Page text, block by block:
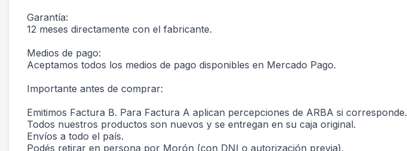
Garantía:
12 meses directamente con el fabricante.
Medios de pago:
Aceptamos todos los medios de pago disponibles en Mercado Pago.
Importante antes de comprar:
Emitimos Factura B. Para Factura A aplican percepciones de ARBA si corresponde.
Todos nuestros productos son nuevos y se entregan en su caja original.
Envíos a todo el país.
Podés retirar en persona por Morón (con DNI o autorización previa).